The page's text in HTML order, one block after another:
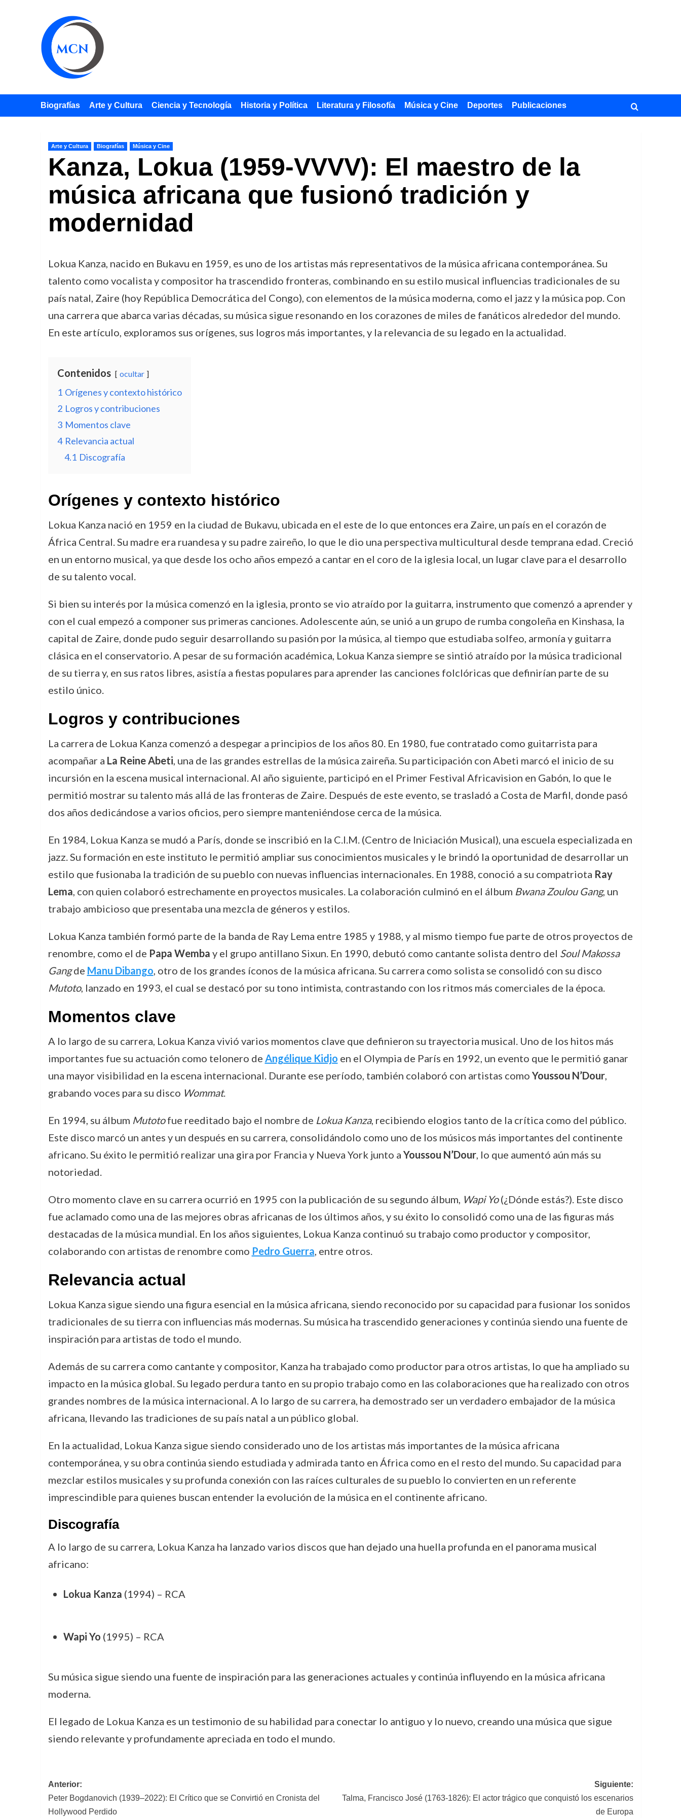
Biografías Arte y Cultura Ciencia y Tecnología Historia y Política Literatura y Filosofía Música y Cine Deportes Publicaciones
Arte y Cultura Biografías Música y Cine
Kanza, Lokua (1959-VVVV): El maestro de la
música africana que fusionó tradición y
modernidad
Lokua Kanza, nacido en Bukavu en 1959, es uno de los artistas más representativos de la música africana contemporánea. Su
talento como vocalista y compositor ha trascendido fronteras, combinando en su estilo musical influencias tradicionales de su
país natal, Zaire (hoy República Democrática del Congo), con elementos de la música moderna, como el jazz y la música pop. Con
una carrera que abarca varias décadas, su música sigue resonando en los corazones de miles de fanáticos alrededor del mundo.
En este artículo, exploramos sus orígenes, sus logros más importantes, y la relevancia de su legado en la actualidad.
Contenidos ocultar
1 Orígenes y contexto histórico
2 Logros y contribuciones
3 Momentos clave
4 Relevancia actual
4.1 Discografía
Orígenes y contexto histórico
Lokua Kanza nació en 1959 en la ciudad de Bukavu, ubicada en el este de lo que entonces era Zaire, un país en el corazón de
África Central. Su madre era ruandesa y su padre zaireño, lo que le dio una perspectiva multicultural desde temprana edad. Creció
en un entorno musical, ya que desde los ocho años empezó a cantar en el coro de la iglesia local, un lugar clave para el desarrollo
de su talento vocal.
Si bien su interés por la música comenzó en la iglesia, pronto se vio atraído por la guitarra, instrumento que comenzó a aprender y
con el cual empezó a componer sus primeras canciones. Adolescente aún, se unió a un grupo de rumba congoleña en Kinshasa, la
capital de Zaire, donde pudo seguir desarrollando su pasión por la música, al tiempo que estudiaba solfeo, armonía y guitarra
clásica en el conservatorio. A pesar de su formación académica, Lokua Kanza siempre se sintió atraído por la música tradicional
de su tierra y, en sus ratos libres, asistía a fiestas populares para aprender las canciones folclóricas que definirían parte de su
estilo único.
Logros y contribuciones
La carrera de Lokua Kanza comenzó a despegar a principios de los años 80. En 1980, fue contratado como guitarrista para
acompañar a La Reine Abeti, una de las grandes estrellas de la música zaireña. Su participación con Abeti marcó el inicio de su
incursión en la escena musical internacional. Al año siguiente, participó en el Primer Festival Africavision en Gabón, lo que le
permitió mostrar su talento más allá de las fronteras de Zaire. Después de este evento, se trasladó a Costa de Marfil, donde pasó
dos años dedicándose a varios oficios, pero siempre manteniéndose cerca de la música.
En 1984, Lokua Kanza se mudó a París, donde se inscribió en la C.I.M. (Centro de Iniciación Musical), una escuela especializada en
jazz. Su formación en este instituto le permitió ampliar sus conocimientos musicales y le brindó la oportunidad de desarrollar un
estilo que fusionaba la tradición de su pueblo con nuevas influencias internacionales. En 1988, conoció a su compatriota Ray
Lema, con quien colaboró estrechamente en proyectos musicales. La colaboración culminó en el álbum Bwana Zoulou Gang, un
trabajo ambicioso que presentaba una mezcla de géneros y estilos.
Lokua Kanza también formó parte de la banda de Ray Lema entre 1985 y 1988, y al mismo tiempo fue parte de otros proyectos de
renombre, como el de Papa Wemba y el grupo antillano Sixun. En 1990, debutó como cantante solista dentro del Soul Makossa
Gangde Manu Dibango, otro de los grandes íconos de la música africana. Su carrera como solista se consolidó con su disco
Mutoto, lanzado en 1993, el cual se destacó por su tono intimista, contrastando con los ritmos más comerciales de la época.
Momentos clave
A lo largo de su carrera, Lokua Kanza vivió varios momentos clave que definieron su trayectoria musical. Uno de los hitos más
importantes fue su actuación como telonero de Angélique Kidjo en el Olympia de París en 1992, un evento que le permitió ganar
una mayor visibilidad en la escena internacional. Durante ese período, también colaboró con artistas como Youssou N’Dour,
grabando voces para su disco Wommat.
En 1994, su álbum Mutotofue reeditado bajo el nombre de Lokua Kanza, recibiendo elogios tanto de la crítica como del público.
Este disco marcó un antes y un después en su carrera, consolidándolo como uno de los músicos más importantes del continente
africano. Su éxito le permitió realizar una gira por Francia y Nueva York junto a Youssou N’Dour, lo que aumentó aún más su
notoriedad.
Otro momento clave en su carrera ocurrió en 1995 con la publicación de su segundo álbum, Wapi Yo(¿Dónde estás?). Este disco
fue aclamado como una de las mejores obras africanas de los últimos años, y su éxito lo consolidó como una de las figuras más
destacadas de la música mundial. En los años siguientes, Lokua Kanza continuó su trabajo como productor y compositor,
colaborando con artistas de renombre como Pedro Guerra, entre otros.
Relevancia actual
Lokua Kanza sigue siendo una figura esencial en la música africana, siendo reconocido por su capacidad para fusionar los sonidos
tradicionales de su tierra con influencias más modernas. Su música ha trascendido generaciones y continúa siendo una fuente de
inspiración para artistas de todo el mundo.
Además de su carrera como cantante y compositor, Kanza ha trabajado como productor para otros artistas, lo que ha ampliado su
impacto en la música global. Su legado perdura tanto en su propio trabajo como en las colaboraciones que ha realizado con otros
grandes nombres de la música internacional. A lo largo de su carrera, ha demostrado ser un verdadero embajador de la música
africana, llevando las tradiciones de su país natal a un público global.
En la actualidad, Lokua Kanza sigue siendo considerado uno de los artistas más importantes de la música africana
contemporánea, y su obra continúa siendo estudiada y admirada tanto en África como en el resto del mundo. Su capacidad para
mezclar estilos musicales y su profunda conexión con las raíces culturales de su pueblo lo convierten en un referente
imprescindible para quienes buscan entender la evolución de la música en el continente africano.
Discografía
A lo largo de su carrera, Lokua Kanza ha lanzado varios discos que han dejado una huella profunda en el panorama musical
africano:
Lokua Kanza (1994) – RCA
Wapi Yo (1995) – RCA
Su música sigue siendo una fuente de inspiración para las generaciones actuales y continúa influyendo en la música africana
moderna.
El legado de Lokua Kanza es un testimonio de su habilidad para conectar lo antiguo y lo nuevo, creando una música que sigue
siendo relevante y profundamente apreciada en todo el mundo.
Navegación
de
Anterior:
Peter Bogdanovich (1939–2022): El Crítico que se Convirtió en Cronista del
Hollywood Perdido
Siguiente:
Talma, Francisco José (1763-1826): El actor trágico que conquistó los escenarios
de Europa